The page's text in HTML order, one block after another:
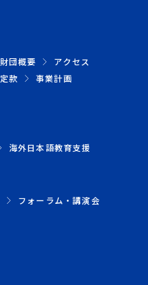
財団概要
アクセス
定款
事業計画
海外日本語教育支援
フォーラム・講演会